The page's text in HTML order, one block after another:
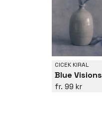
CICEK KIRAL
Blue Visions
99 kr